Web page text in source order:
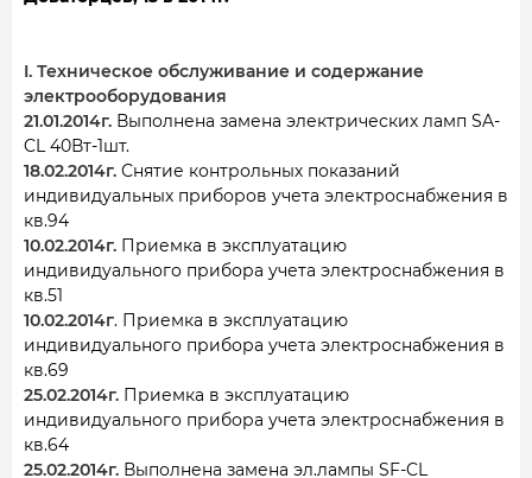
I. Техническое обслуживание и содержание
электрооборудования
21.01.2014г. Выполнена замена электрических ламп SA-
CL 40Вт-1шт.
18.02.2014г. Снятие контрольных показаний
индивидуальных приборов учета электроснабжения в
кв.94
10.02.2014г. Приемка в эксплуатацию
индивидуального прибора учета электроснабжения в
кв.51
10.02.2014г. Приемка в эксплуатацию
индивидуального прибора учета электроснабжения в
кв.69
25.02.2014г. Приемка в эксплуатацию
индивидуального прибора учета электроснабжения в
кв.64
25.02.2014г. Выполнена замена эл.лампы SF-CL